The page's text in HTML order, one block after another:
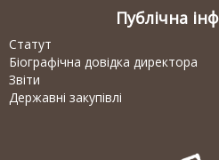
Публічна
Статут
Біографічна довідка директора
Звіти
Державні закупівлі